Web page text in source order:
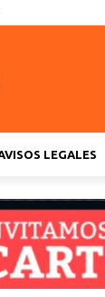
LEGALES